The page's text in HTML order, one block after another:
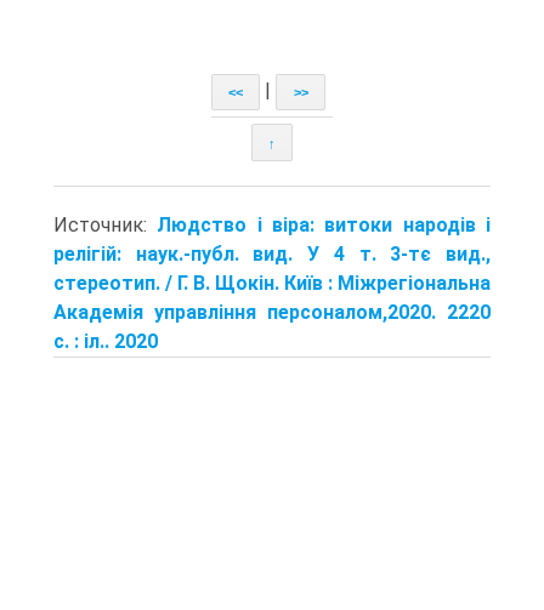
<< >>
↑
Источник: Людство і віра: витоки народів і
релігій: наук.-публ. вид. У 4 т. 3-тє вид.,
стереотип. / Г. В. Щокін. Київ : Міжрегіональна
Академія управління персоналом,2020. 2220
с. : іл.. 2020